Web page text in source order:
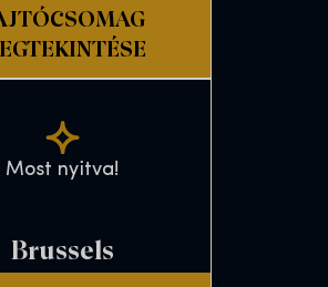
Most nyitva!
Brussels